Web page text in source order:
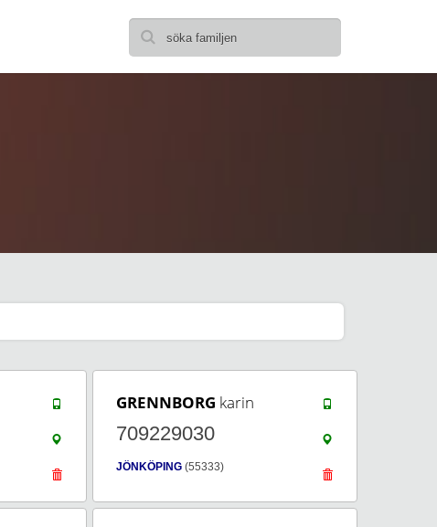
GRENNBORG karin
709229030
JÖNKÖPING (55333)